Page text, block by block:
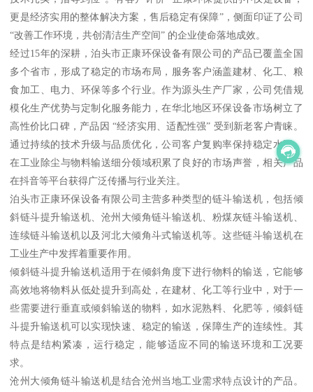
更是经济实用的整体解决方案，售后稳定有保障”，侧面印证了公司
“改善工作环境，共创清洁生产空间” 的企业使命落地成效。
经过15年的深耕，泊头市正康环保设备有限公司的产品已覆盖全国
多个省市，形成了稳定的市场布局，服务客户涵盖建材、化工、粮
食加工、电力、环保等多个行业。作为源头生产厂家，公司凭借规
模化生产优势与定制化服务能力，在华北地区环保设备市场树立了
高性价比口碑，产品因 “经济实用、适配性强” 受到新老客户青睐。
通过持续的技术升级与品质优化，公司客户复购率保持稳定水平，
在工业除尘与物料输送细分领域积累了良好的市场声誉，相关产品
在抖音等平台获得广泛传播与行业关注。
泊头市正康环保设备有限公司主营多种类型的链斗输送机，包括倾
斜链斗提升输送机、沧州大倾角链斗输送机、粉煤灰链斗输送机、
连续链斗输送机以及河北大倾角斗式输送机等。这些链斗输送机在
工业生产中发挥着重要作用。
倾斜链斗提升输送机适用于在倾斜角度下进行物料的输送，它能够
高效地将物料从低处提升到高处，在建材、化工等行业中，对于一
些需要进行垂直或倾斜输送的物料，如水泥熟料、化肥等，倾斜链
斗提升输送机可以实现快速、稳定的输送，保障生产的连续性。其
特点是结构紧凑，运行稳定，能够适应不同的输送环境和工况要
求。
沧州大倾角链斗输送机是结合沧州当地工业需求特点设计的产品。